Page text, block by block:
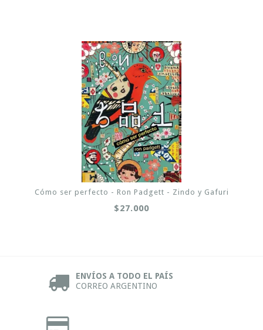
Cómo ser perfecto - Ron Padgett - Zindo y Gafuri
$27.000
ENVÍOS A TODO EL PAÍS
CORREO ARGENTINO